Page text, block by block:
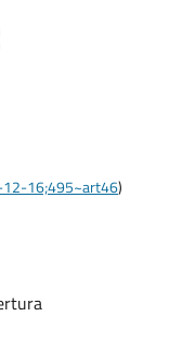
12-16;495~art46)